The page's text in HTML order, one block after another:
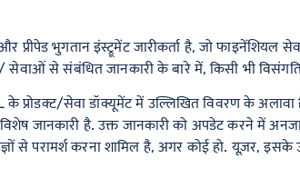
भुगतान इंस्ट्रूमेंट जारीकर्ता है, जो फाइनेंशियल
से संबंधित जानकारी के बारे में, किसी भी
सेवा डॉक्यूमेंट में उल्लिखित विवरण के अलावा
जानकारी है. उक्त जानकारी को अपडेट करने में
से परामर्श करना शामिल है, अगर कोई हो. यूज़र, इसके